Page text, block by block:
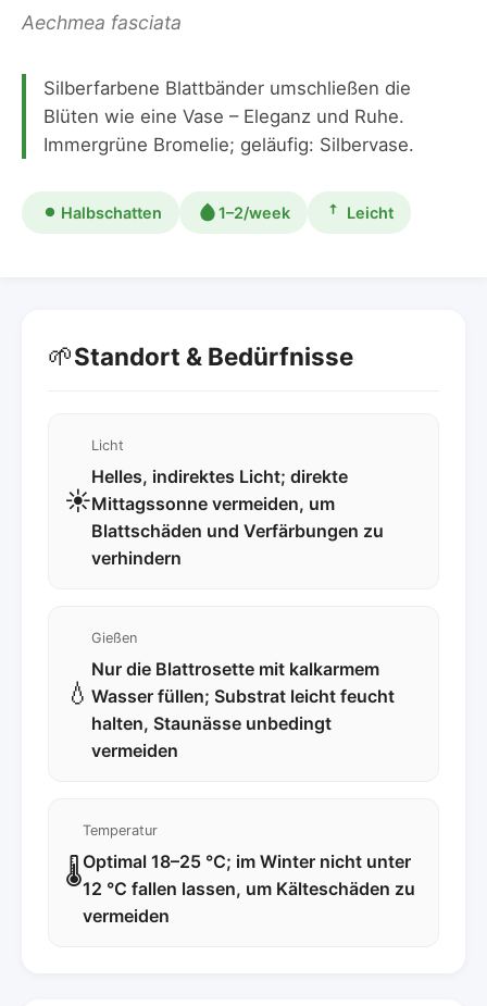
Aechmea fasciata
Silberfarbene Blattbänder umschließen die
Blüten wie eine Vase – Eleganz und Ruhe.
Immergrüne Bromelie; geläufig: Silbervase.
Halbschatten 1–2/week Leicht
🌱Standort & Bedürfnisse
☀️
Licht
Helles, indirektes Licht; direkte
Mittagssonne vermeiden, um
Blattschäden und Verfärbungen zu
verhindern
💧
Gießen
Nur die Blattrosette mit kalkarmem
Wasser füllen; Substrat leicht feucht
halten, Staunässe unbedingt
vermeiden
🌡️
Temperatur
Optimal 18–25 °C; im Winter nicht unter
12 °C fallen lassen, um Kälteschäden zu
vermeiden